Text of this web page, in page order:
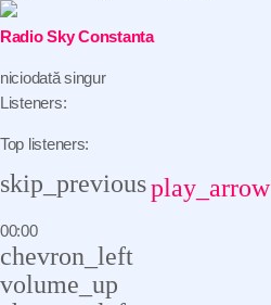
Radio Sky Constanta
niciodată singur
Listeners:
Top listeners:
skip_previousplay_arrow
00:00
chevron_left
volume_up
Concursuri